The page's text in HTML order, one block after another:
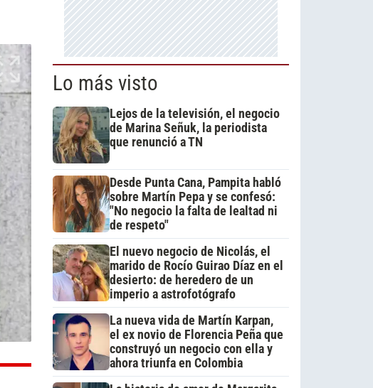
Lo más visto
Lejos de la televisión, el negocio
de Marina Señuk, la periodista
que renunció a TN
Desde Punta Cana, Pampita habló
sobre Martín Pepa y se confesó:
"No negocio la falta de lealtad ni
de respeto"
El nuevo negocio de Nicolás, el
marido de Rocío Guirao Díaz en el
desierto: de heredero de un
imperio a astrofotógrafo
La nueva vida de Martín Karpan,
el ex novio de Florencia Peña que
construyó un negocio con ella y
ahora triunfa en Colombia